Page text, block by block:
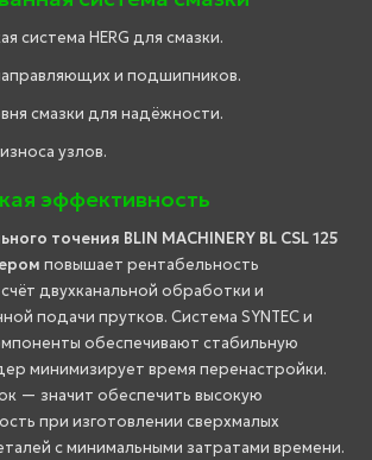
система HERG для смазки.
и подшипников.
смазки для надёжности.
узлов.
эффективность
точения BLIN MACHINERY BL CSL 125
повышает рентабельность
двухканальной обработки и
подачи прутков. Система SYNTEC и
обеспечивают стабильную
минимизирует время перенастройки.
— значит обеспечить высокую
при изготовлении сверхмалых
с минимальными затратами времени.